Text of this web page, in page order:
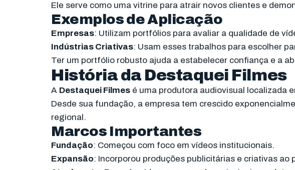
Ele serve como uma vitrine para atrair novos clientes e
Exemplos de Aplicação
Empresas: Utilizam portfólios para avaliar a qualidade de
Indústrias Criativas: Usam esses trabalhos para escolher
Ter um portfólio robusto ajuda a estabelecer confiança e a
História da Destaquei Filmes
A Destaquei Filmes é uma produtora audiovisual localizada
Desde sua fundação, a empresa tem crescido
regional.
Marcos Importantes
Fundação: Começou com foco em vídeos institucionais.
Expansão: Incorporou produções publicitárias e criativas ao